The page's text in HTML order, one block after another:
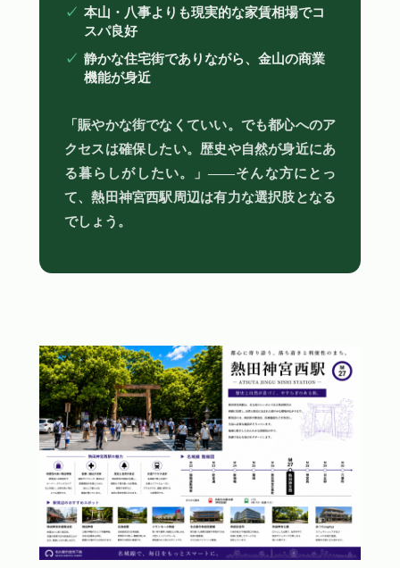
本山・八事よりも現実的な家賃相場でコ
スパ良好
静かな住宅街でありながら、金山の商業
機能が身近
「賑やかな街でなくていい。でも都心へのア
クセスは確保したい。歴史や自然が身近にあ
る暮らしがしたい。」——そんな方にとっ
て、熱田神宮西駅周辺は有力な選択肢となる
でしょう。